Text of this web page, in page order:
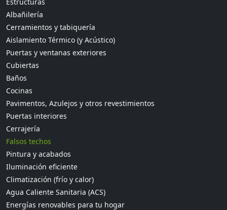
Albañilería
Cerramientos y tabiquería
Aislamiento Térmico (y Acústico)
Puertas y ventanas exteriores
Cubiertas
Baños
Cocinas
Pavimentos, Azulejos y otros revestimientos
Puertas interiores
Cerrajería
Falsos techos
Pintura y acabados
Iluminación eficiente
Climatización (frío y calor)
Agua Caliente Sanitaria (ACS)
Energías renovables para tu hogar